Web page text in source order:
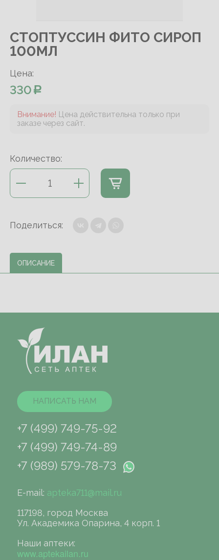
СТОПТУССИН ФИТО СИРОП
100МЛ
Цена:
330
Внимание! Цена действительна только при
заказе через сайт.
Количество:
Поделиться:
ОПИСАНИЕ
НАПИСАТЬ НАМ
+7 (499) 749-75-92
+7 (499) 749-74-89
+7 (989) 579-78-73
E-mail: apteka711@mail.ru
117198, город Москва
Ул. Академика Опарина, 4 корп. 1
Наши аптеки:
www.aptekailan.ru